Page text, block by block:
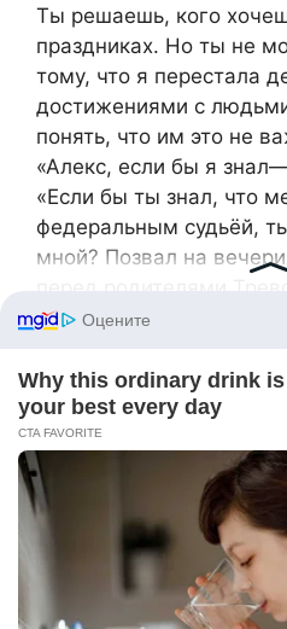
Ты решаешь, кого
праздниках. Но ты не
тому, что я перестала
достижениями с
понять, что им это не
«Алекс, если бы я
«Если бы ты знал, что
федеральным судьёй,
мной? Позвал на
головой. «Ты
зависит от титула, а не
Он тяжело опустился на
«Я совершил ужасную
«На самом деле,
«Я должен был
он. «Я должен был
занимаешься.
важная работа.
рамки своего узкого